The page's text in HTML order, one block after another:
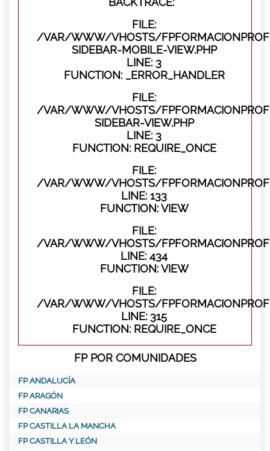
FILE:
/VAR/WWW/VHOSTS/
SIDEBAR-MOBILE-VIEW.PHP
LINE: 3
FUNCTION: _ERROR_HANDLER
FILE:
/VAR/WWW/VHOSTS/
SIDEBAR-VIEW.PHP
LINE: 3
FUNCTION: REQUIRE_ONCE
FILE:
/VAR/WWW/VHOSTS/
LINE: 133
FUNCTION: VIEW
FILE:
/VAR/WWW/VHOSTS/
LINE: 434
FUNCTION: VIEW
FILE:
/VAR/WWW/VHOSTS/
LINE: 315
FUNCTION: REQUIRE_ONCE
FP POR COMUNIDADES
FP ANDALUCÍA
FP ARAGÓN
FP CANARIAS
FP CASTILLA LA MANCHA
FP CASTILLA Y LEÓN